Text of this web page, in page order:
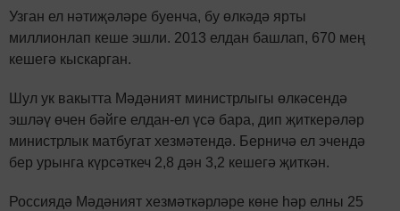
Узган ел нәтиҗәләре буенча, бу өлкәдә ярты
миллионлап кеше эшли. 2013 елдан башлап, 670 мең
кешегә кыскарган.
Шул ук вакытта Мәдәният министрлыгы өлкәсендә
эшләү өчен бәйге елдан-ел үсә бара, дип җиткерәләр
министрлык матбугат хезмәтендә. Берничә ел эчендә
бер урынга күрсәткеч 2,8 дән 3,2 кешегә җиткән.
Россиядә Мәдәният хезмәткәрләре көне һәр елны 25